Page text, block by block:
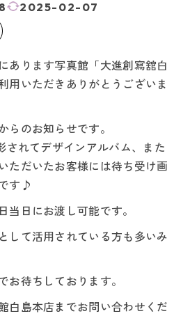
2025-02-07
あります写真館「大進創寫舘白
用いただきありがとうございま
らのお知らせです。
されてデザインアルバム、また
ただいたお客様には待ち受け画
す♪
当日にお渡し可能です。
して活用されている方も多いみ
お待ちしております。
白島本店までお問い合わせくだ